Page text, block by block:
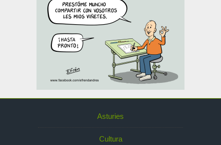
Asturies
Cultura